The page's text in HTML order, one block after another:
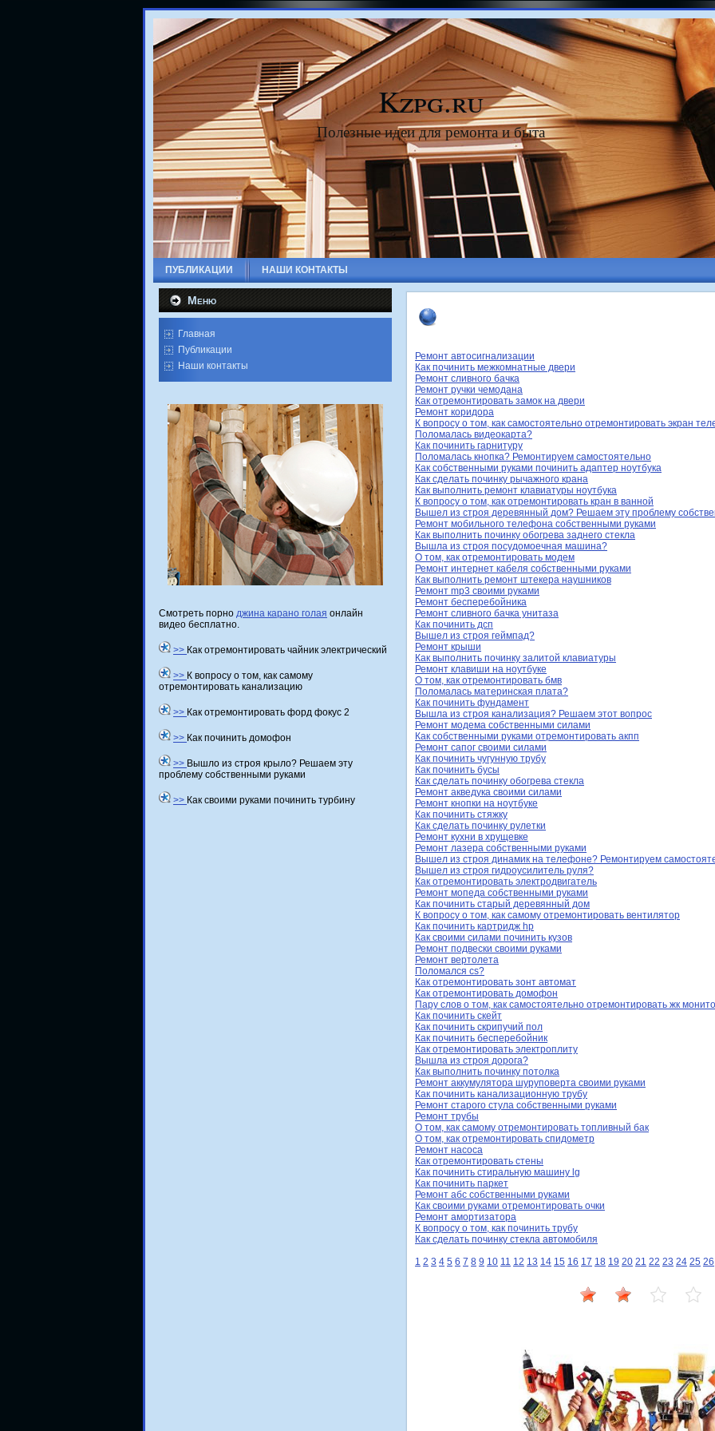
Kzpg.ru
Полезные идеи для ремонта и быта
ПУБЛИКАЦИИ НАШИ КОНТАКТЫ
Меню
Главная
Публикации
Наши контакты
Смотреть порно джина карано голая онлайн
видео бесплатно.
>> Как отремонтировать чайник электрический
>> К вопросу о том, как самому
отремонтировать канализацию
>> Как отремонтировать форд фокус 2
>> Как починить домофон
>> Вышло из строя крыло? Решаем эту
проблему собственными руками
>> Как своими руками починить турбину
Ремонт автосигнализации
Как починить межкомнатные двери
Ремонт сливного бачка
Ремонт ручки чемодана
Как отремонтировать замок на двери
Ремонт коридора
К вопросу о том, как самостоятельно отремонтировать экран
Поломалась видеокарта?
Как починить гарнитуру
Поломалась кнопка? Ремонтируем самостоятельно
Как собственными руками починить адаптер ноутбука
Как сделать починку рычажного крана
Как выполнить ремонт клавиатуры ноутбука
К вопросу о том, как отремонтировать кран в ванной
Вышел из строя деревянный дом? Решаем эту проблему
Ремонт мобильного телефона собственными руками
Как выполнить починку обогрева заднего стекла
Вышла из строя посудомоечная машина?
О том, как отремонтировать модем
Ремонт интернет кабеля собственными руками
Как выполнить ремонт штекера наушников
Ремонт mp3 своими руками
Ремонт бесперебойника
Ремонт сливного бачка унитаза
Как починить дсп
Вышел из строя геймпад?
Ремонт крыши
Как выполнить починку залитой клавиатуры
Ремонт клавиши на ноутбуке
О том, как отремонтировать бмв
Поломалась материнская плата?
Как починить фундамент
Вышла из строя канализация? Решаем этот вопрос
Ремонт модема собственными силами
Как собственными руками отремонтировать акпп
Ремонт сапог своими силами
Как починить чугунную трубу
Как починить бусы
Как сделать починку обогрева стекла
Ремонт акведука своими силами
Ремонт кнопки на ноутбуке
Как починить стяжку
Как сделать починку рулетки
Ремонт кухни в хрущевке
Ремонт лазера собственными руками
Вышел из строя динамик на телефоне? Ремонтируем
Вышел из строя гидроусилитель руля?
Как отремонтировать электродвигатель
Ремонт мопеда собственными руками
Как починить старый деревянный дом
К вопросу о том, как самому отремонтировать вентилятор
Как починить картридж hp
Как своими силами починить кузов
Ремонт подвески своими руками
Ремонт вертолета
Поломался cs?
Как отремонтировать зонт автомат
Как отремонтировать домофон
Пару слов о том, как самостоятельно отремонтировать жк
Как починить скейт
Как починить скрипучий пол
Как починить бесперебойник
Как отремонтировать электроплиту
Вышла из строя дорога?
Как выполнить починку потолка
Ремонт аккумулятора шуруповерта своими руками
Как починить канализационную трубу
Ремонт старого стула собственными руками
Ремонт трубы
О том, как самому отремонтировать топливный бак
О том, как отремонтировать спидометр
Ремонт насоса
Как отремонтировать стены
Как починить стиральную машину lg
Как починить паркет
Ремонт абс собственными руками
Как своими руками отремонтировать очки
Ремонт амортизатора
К вопросу о том, как починить трубу
Как сделать починку стекла автомобиля
1 2 3 4 5 6 7 8 9 10 11 12 13 14 15 16 17 18 19 20 21 22 23 24 25 26